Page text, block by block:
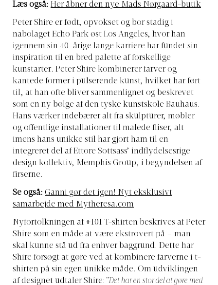
Læs også: Her åbner den nye Mads Nørgaard-butik
Peter Shire er født, opvokset og bor stadig i
nabolaget Echo Park øst Los Angeles, hvor han
igennem sin 40-årige lange karriere har fundet sin
inspiration til en bred palette af forskellige
kunstarter. Peter Shire kombinerer farver og
kantede former i pulserende kunst, hvilket har ført
til, at han ofte bliver sammenlignet og beskrevet
som en ny bølge af den tyske kunstskole Bauhaus.
Hans værker indebærer alt fra skulpturer, møbler
og offentlige installationer til malede fliser, alt
imens hans unikke stil har gjort ham til en
integreret del af Ettore Sottsass’ indflydelsesrige
design kollektiv, Memphis Group, i begyndelsen af
firserne.
Se også: Ganni gør det igen! Nyt eksklusivt
samarbejde med Mytheresa.com
Nyfortolkningen af #101 T-shirten beskrives af Peter
Shire som en måde at være ekstrovert på – man
skal kunne stå ud fra enhver baggrund. Dette har
Shire forsøgt at gøre ved at kombinere farverne i t-
shirten på sin egen unikke måde. Om udviklingen
af designet udtaler Shire: ”Det har en stor del at gøre med